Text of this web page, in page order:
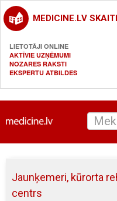
MEDICINE.LV
LIETOTĀJI ONLINE
AKTĪVIE UZŅĒMUMI
NOZARES RAKSTI
EKSPERTU ATBILDES
Jaunķemeri, kūrorta
centrs